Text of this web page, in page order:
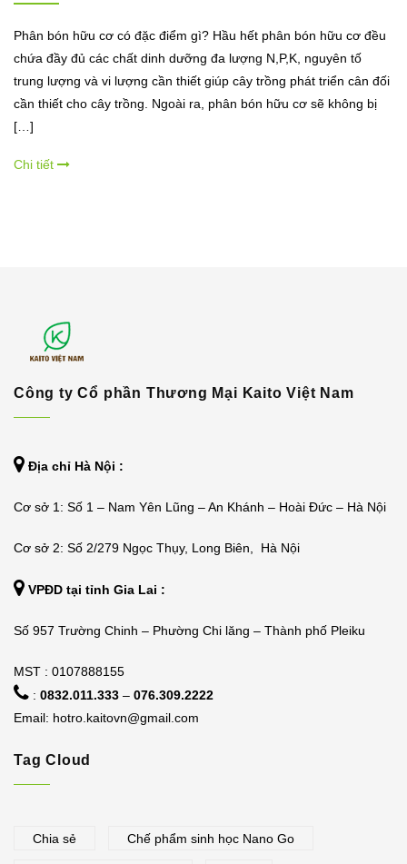
Phân bón hữu cơ có đặc điểm gì? Hầu hết phân bón hữu cơ đều
chứa đầy đủ các chất dinh dưỡng đa lượng N,P,K, nguyên tố
trung lượng và vi lượng cần thiết giúp cây trồng phát triển cân đối
cần thiết cho cây trồng. Ngoài ra, phân bón hữu cơ sẽ không bị
[…]
Chi tiết
Công ty Cổ phần Thương Mại Kaito Việt Nam
Địa chỉ Hà Nội :
Cơ sở 1: Số 1 – Nam Yên Lũng – An Khánh – Hoài Đức – Hà Nội
Cơ sở 2: Số 2/279 Ngọc Thụy, Long Biên, Hà Nội
VPĐD tại tỉnh Gia Lai :
Số 957 Trường Chinh – Phường Chi lăng – Thành phố Pleiku
MST : 0107888155
: 0832.011.333 – 076.309.2222
Email: hotro.kaitovn@gmail.com
Tag Cloud
Chia sẻ Chế phẩm sinh học Nano Go